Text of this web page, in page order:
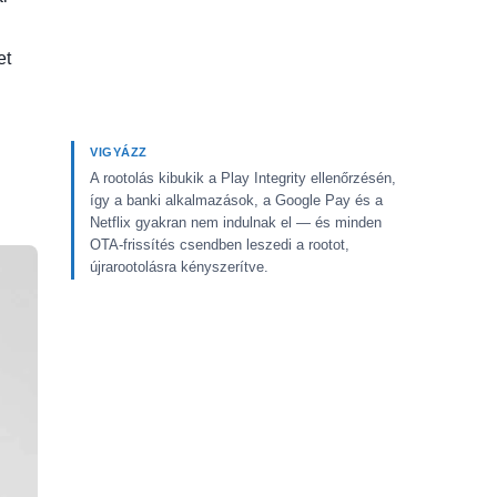
VIGYÁZZ
A rootolás kibukik a Play Integrity ellenőrzésén,
így a banki alkalmazások, a Google Pay és a
Netflix gyakran nem indulnak el — és minden
OTA-frissítés csendben leszedi a rootot,
újrarootolásra kényszerítve.